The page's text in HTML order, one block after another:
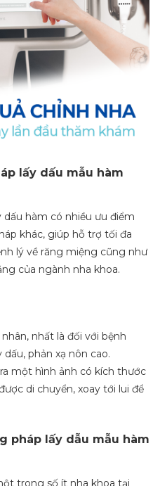
lấy dấu mẫu hàm
dấu hàm có nhiều ưu điểm
khác, giúp hỗ trợ tối đa
lý về răng miệng cũng như
của ngành nha khoa.
nhất là đối với bệnh
phản xạ nôn cao.
một hình ảnh có kích thước
di chuyển, xoay tới lui để
pháp lấy dẫu mẫu hàm
trong số ít nha khoa tại